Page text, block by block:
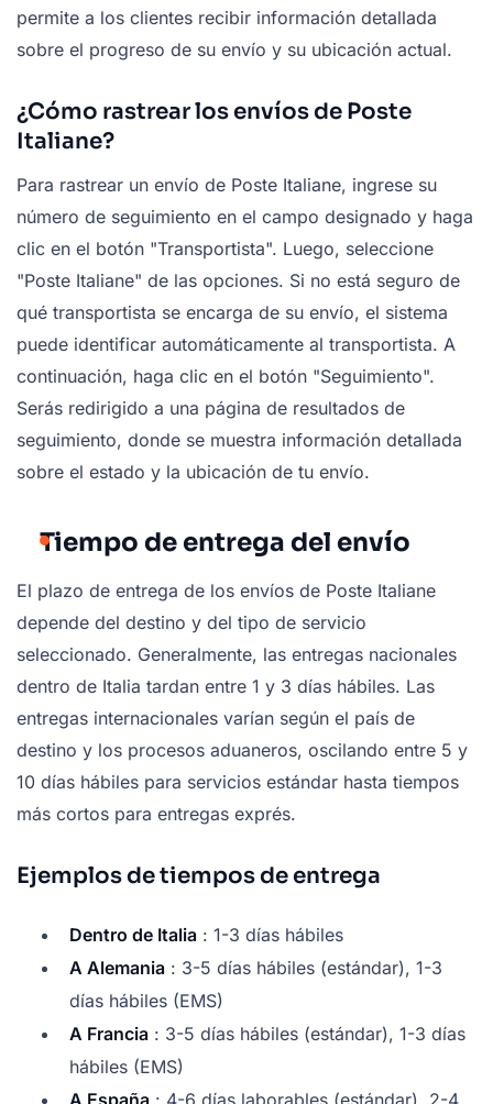
permite a los clientes recibir información detallada
sobre el progreso de su envío y su ubicación actual.
¿Cómo rastrear los envíos de Poste
Italiane?
Para rastrear un envío de Poste Italiane, ingrese su
número de seguimiento en el campo designado y haga
clic en el botón "Transportista". Luego, seleccione
"Poste Italiane" de las opciones. Si no está seguro de
qué transportista se encarga de su envío, el sistema
puede identificar automáticamente al transportista. A
continuación, haga clic en el botón "Seguimiento".
Serás redirigido a una página de resultados de
seguimiento, donde se muestra información detallada
sobre el estado y la ubicación de tu envío.
Tiempo de entrega del envío
El plazo de entrega de los envíos de Poste Italiane
depende del destino y del tipo de servicio
seleccionado. Generalmente, las entregas nacionales
dentro de Italia tardan entre 1 y 3 días hábiles. Las
entregas internacionales varían según el país de
destino y los procesos aduaneros, oscilando entre 5 y
10 días hábiles para servicios estándar hasta tiempos
más cortos para entregas exprés.
Ejemplos de tiempos de entrega
Dentro de Italia : 1-3 días hábiles
A Alemania : 3-5 días hábiles (estándar), 1-3
días hábiles (EMS)
A Francia : 3-5 días hábiles (estándar), 1-3 días
hábiles (EMS)